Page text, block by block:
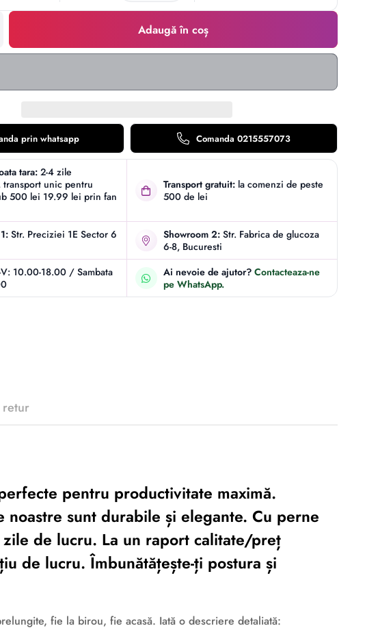
Adaugă în coș
prin whatsapp Comanda 0215557073
tara:2-4 zile
transport unic pentru
500 lei 19.99 lei prin fan
Transport gratuit: la comenzi de peste
500 de lei
Str. Preciziei 1E Sector 6
Showroom 2: Str. Fabrica de glucoza
6-8, Bucuresti
V: 10.00-18.00 / Sambata
Ai nevoie de ajutor? Contacteaza-ne
pe WhatsApp.
pentru productivitate maximă.
sunt durabile și elegante. Cu perne
de lucru. La un raport calitate/preț
de lucru. Îmbunătățește-ți postura și
fie la birou, fie acasă. Iată o descriere detaliată: